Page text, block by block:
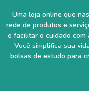
Uma loja online que
rede de produtos e
e facilitar o cuidado com
Você simplifica sua
bolsas de estudo para